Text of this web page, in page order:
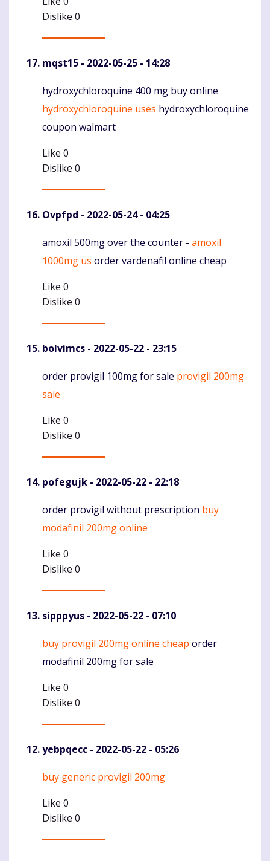
Dislike 0
mqst15 - 2022-05-25 - 14:28
Komentaras
hydroxychloroquine 400 mg buy online
hydroxychloroquine uses hydroxychloroquine
coupon walmart
Like 0
Dislike 0
Ovpfpd - 2022-05-24 - 04:25
Komentaras
amoxil 500mg over the counter - amoxil
1000mg us order vardenafil online cheap
Like 0
Dislike 0
bolvimcs - 2022-05-22 - 23:15
Komentaras
order provigil 100mg for sale provigil 200mg
sale
Like 0
Dislike 0
pofegujk - 2022-05-22 - 22:18
Komentaras
order provigil without prescription buy
modafinil 200mg online
Like 0
Dislike 0
sipppyus - 2022-05-22 - 07:10
Komentaras
buy provigil 200mg online cheap order
modafinil 200mg for sale
Like 0
Dislike 0
yebpqecc - 2022-05-22 - 05:26
Komentaras
buy generic provigil 200mg
Like 0
Dislike 0